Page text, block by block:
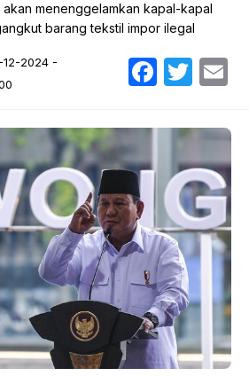
menenggelamkan kapal-kapal
barang tekstil impor ilegal
12-2024 -